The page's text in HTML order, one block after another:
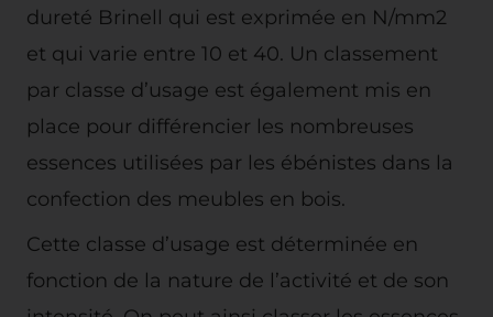
dureté Brinell qui est exprimée en N/mm2
et qui varie entre 10 et 40. Un classement
par classe d’usage est également mis en
place pour différencier les nombreuses
essences utilisées par les ébénistes dans la
confection des meubles en bois.
Cette classe d’usage est déterminée en
fonction de la nature de l’activité et de son